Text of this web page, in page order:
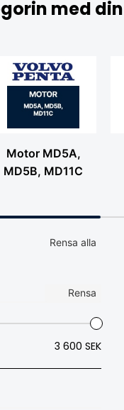
med
Motor MD5A,
MD5B, MD11C
Rensa alla
Rensa
3 600 SEK